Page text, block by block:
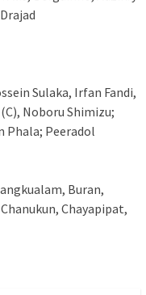
Sulaka, Irfan Fandi,
Noboru Shimizu;
Phala; Peeradol
Buran,
Chayapipat,